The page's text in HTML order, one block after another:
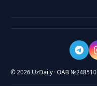
© 2026 UzDaily · ОАВ №248510